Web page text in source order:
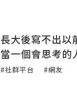
長大後寫不出以
當一個會思考的
#社群平台 #網友